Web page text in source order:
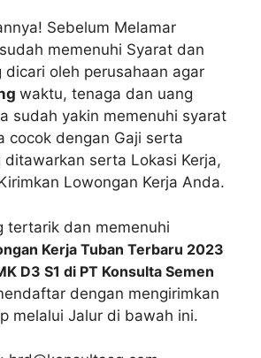
Sebelum Melamar
memenuhi Syarat dan
dicari oleh perusahaan agar
waktu, tenaga dan uang
sudah yakin memenuhi syarat
cocok dengan Gaji serta
ditawarkan serta Lokasi Kerja,
Lowongan Kerja Anda.
tertarik dan memenuhi
Kerja Tuban Terbaru 2023
D3 S1 di PT Konsulta Semen
dengan mengirimkan
melalui Jalur di bawah ini.